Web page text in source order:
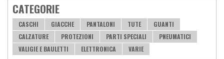
CATEGORIE
CASCHI GIACCHE PANTALONI TUTE
GUANTI
CALZATURE
PROTEZIONI PARTI SPECIALI
PNEUMATICI
VALIGIE E BAULETTI
ELETTRONICA VARIE